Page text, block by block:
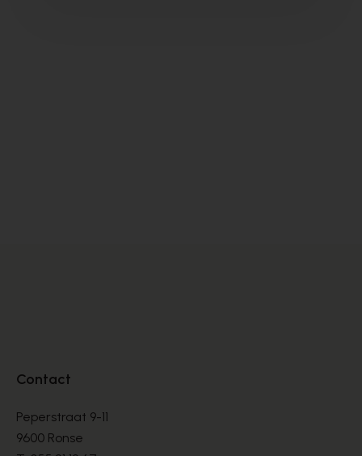
Contact
Peperstraat 9-11
9600 Ronse